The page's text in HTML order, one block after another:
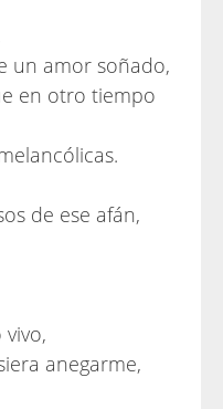
un amor soñado,
en otro tiempo
de ese afán,
anegarme,